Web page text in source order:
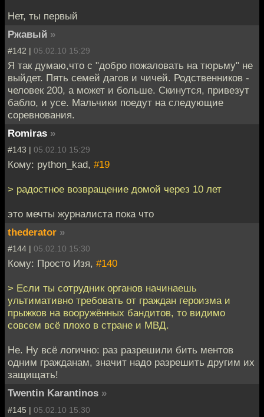
Нет, ты первый
Ржавый »
#142 | 05.02.10 15:29
Я так думаю,что с "добро пожаловать на тюрьму" не
выйдет. Пять семей дагов и чичей. Родственников -
человек 200, а может и больше. Скинутся, привезут
бабло, и усе. Мальчики поедут на следующие
соревнования.
Romiras »
#143 | 05.02.10 15:29
Кому: python_kad, #19
> радостное возвращение домой через 10 лет
это мечты журналиста пока что
thederator »
#144 | 05.02.10 15:30
Кому: Просто Изя, #140
> Если ты сотрудник органов начинаешь
ультимативно требовать от граждан героизма и
прыжков на вооружённых бандитов, то видимо
совсем всё плохо в стране и МВД.
Не. Ну всё логично: раз разрешили бить ментов
одним гражданам, значит надо разрешить другим их
защищать!
Twentin Karantinos »
#145 | 05.02.10 15:30